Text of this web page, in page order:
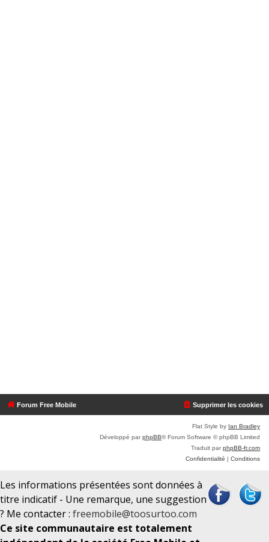
Forum Free Mobile Supprimer les cookies
Flat Style by Ian Bradley
Développé parphpBB® Forum Software © phpBB Limited
Traduit parphpBB-fr.com
Confidentialité | Conditions
Les informations présentées sont données à
titre indicatif - Une remarque, une suggestion
? Me contacter : freemobile@toosurtoo.com
Ce site communautaire est totalement